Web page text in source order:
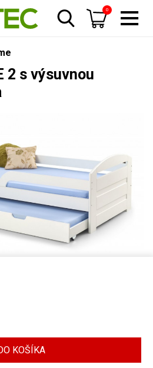
0
2 s výsuvnou
KOŠÍKA